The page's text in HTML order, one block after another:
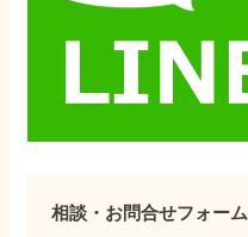
相談・お問合せフォーム